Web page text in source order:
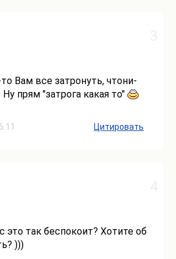
Вам все затронуть, чтони-
прям "затрога какая то"
Цитировать
это так беспокоит? Хотите об
)))